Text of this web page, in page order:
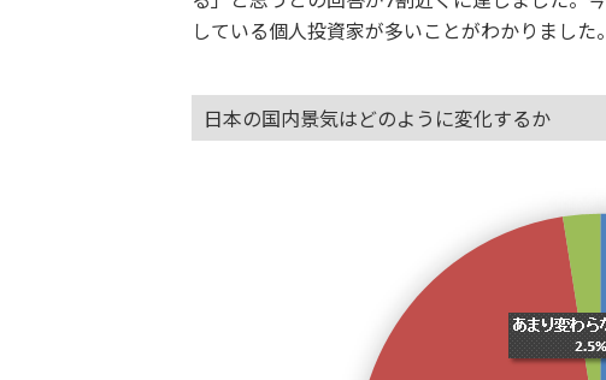
している個人投資家が多いことがわかりました。
日本の国内景気はどのように変化するか